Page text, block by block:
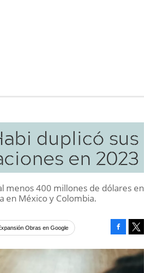
duplicó sus
en 2023
menos 400 millones de dólares en
en México y Colombia.
Obras en Google